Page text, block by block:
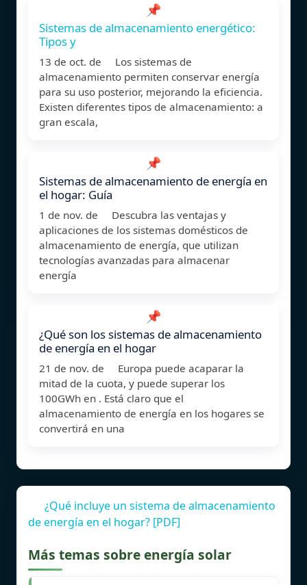
📌
Sistemas de almacenamiento energético:
Tipos y
13 de oct. de Los sistemas de
almacenamiento permiten conservar energía
para su uso posterior, mejorando la eficiencia.
Existen diferentes tipos de almacenamiento: a
gran escala,
📌
Sistemas de almacenamiento de energía en
el hogar: Guía
1 de nov. de Descubra las ventajas y
aplicaciones de los sistemas domésticos de
almacenamiento de energía, que utilizan
tecnologías avanzadas para almacenar
energía
📌
¿Qué son los sistemas de almacenamiento
de energía en el hogar
21 de nov. de Europa puede acaparar la
mitad de la cuota, y puede superar los
100GWh en . Está claro que el
almacenamiento de energía en los hogares se
convertirá en una
¿Qué incluye un sistema de almacenamiento
de energía en el hogar? [PDF]
Más temas sobre energía solar